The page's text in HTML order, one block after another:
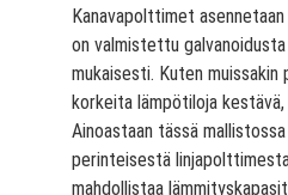
Kanavapolttimet
on valmistettu
mukaisesti. Kuten
korkeita lämpötiloja
Ainoastaan tässä
perinteisestä
mahdollistaa